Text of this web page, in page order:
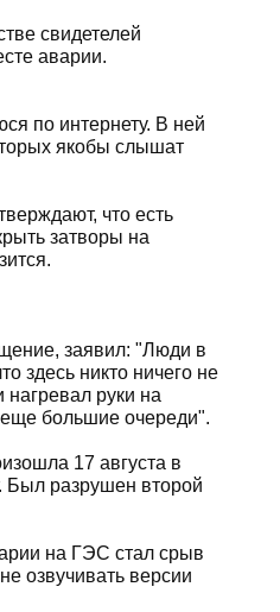
свидетелей
аварии.
по интернету. В ней
якобы слышат
что есть
затворы на
заявил: "Люди в
здесь никто ничего не
нагревал руки на
еще большие очереди".
17 августа в
Был разрушен второй
на ГЭС стал срыв
озвучивать версии